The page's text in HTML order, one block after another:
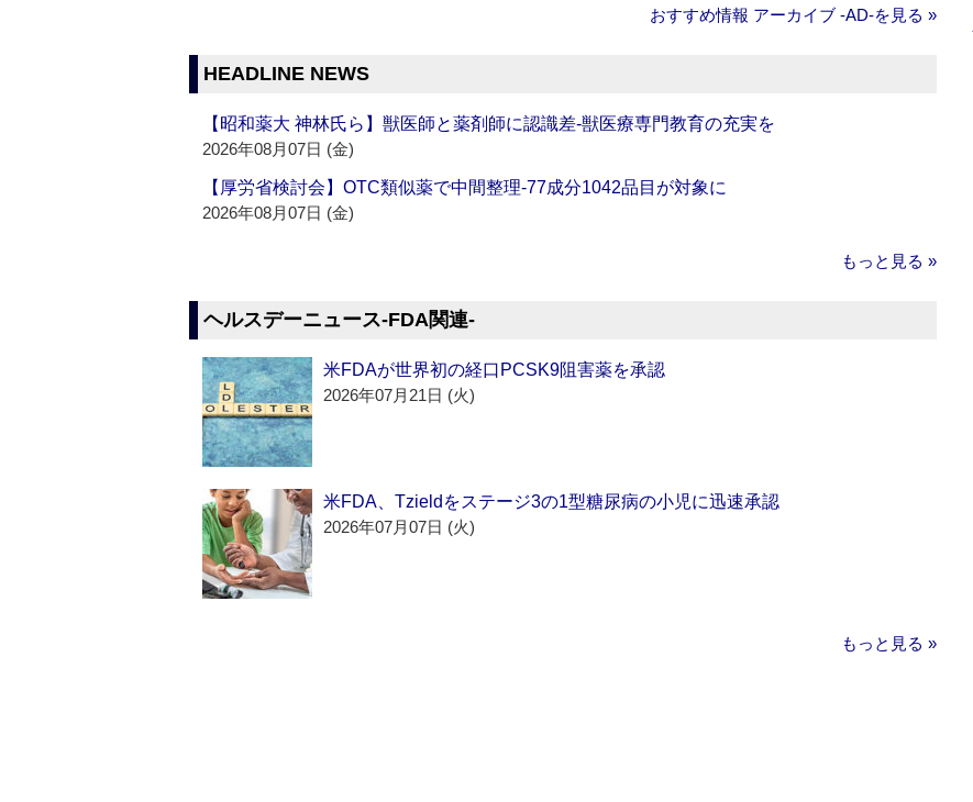
おすすめ情報 アーカイブ ‐AD‐を見る »
HEADLINE NEWS
【昭和薬大 神林氏ら】獣医師と薬剤師に認識差‐獣医療専門教育の充実を
2026年08月07日 (金)
【厚労省検討会】OTC類似薬で中間整理‐77成分1042品目が対象に
2026年08月07日 (金)
もっと見る »
ヘルスデーニュース‐FDA関連‐
米FDAが世界初の経口PCSK9阻害薬を承認
2026年07月21日 (火)
米FDA、Tzieldをステージ3の1型糖尿病の小児に迅速承認
2026年07月07日 (火)
もっと見る »